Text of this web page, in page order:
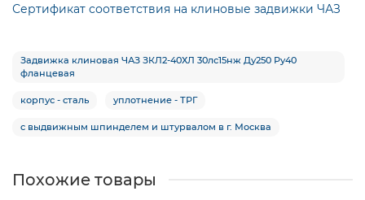
Сертификат соответствия на клиновые задвижки ЧАЗ
Задвижка клиновая ЧАЗ ЗКЛ2-40ХЛ 30лс15нж Ду250 Ру40
фланцевая
корпус - сталь уплотнение - ТРГ
с выдвижным шпинделем и штурвалом в г. Москва
Похожие товары